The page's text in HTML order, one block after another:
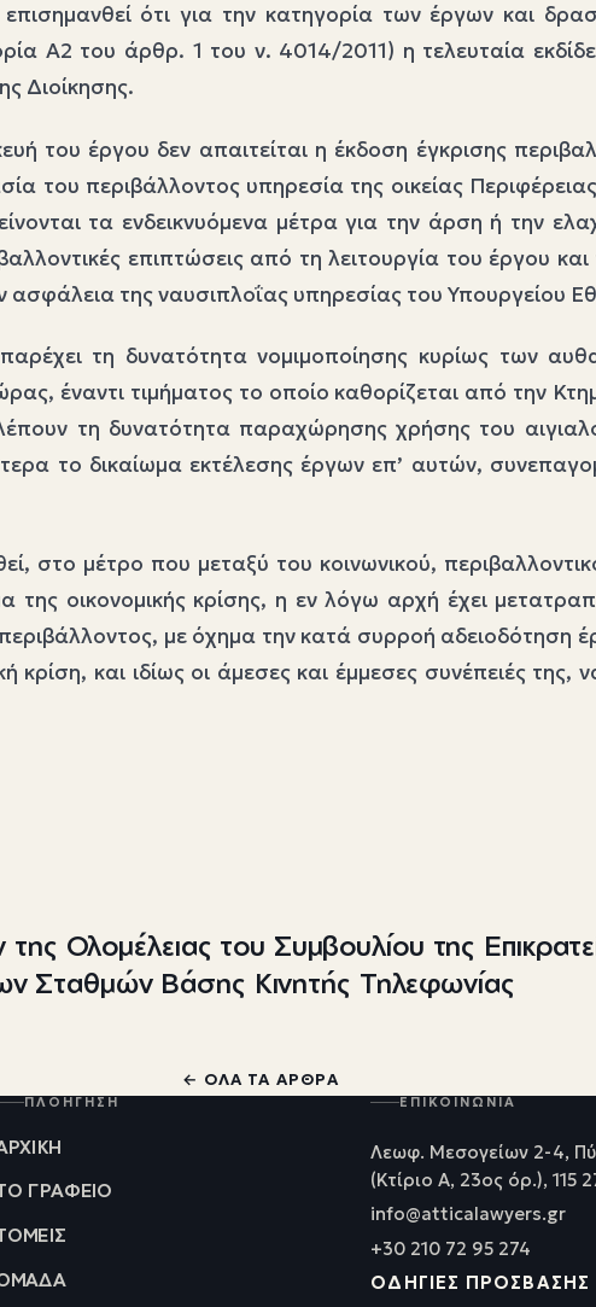
ότι για την κατηγορία των έργων και
Α2 του άρθρ. 1 του ν. 4014/2011) η τελευταία
Διοίκησης.
του έργου δεν απαιτείται η έκδοση έγκρισης
του περιβάλλοντος υπηρεσία της οικείας
τα ενδεικνυόμενα μέτρα για την άρση ή την
επιπτώσεις από τη λειτουργία του έργου
της ναυσιπλοΐας υπηρεσίας του Υπουργείου
τη δυνατότητα νομιμοποίησης κυρίως των
έναντι τιμήματος το οποίο καθορίζεται από την
τη δυνατότητα παραχώρησης χρήσης του
το δικαίωμα εκτέλεσης έργων επ’ αυτών,
στο μέτρο που μεταξύ του κοινωνικού,
της οικονομικής κρίσης, η εν λόγω αρχή έχει
με όχημα την κατά συρροή αδειοδότηση
κρίση, και ιδίως οι άμεσες και έμμεσες συνέπειές
Ολομέλειας του Συμβουλίου της
Σταθμών Βάσης Κινητής Τηλεφωνίας
← ΌΛΑ ΤΑ ΆΡΘΡΑ
ΠΛΟΉΓΗΣΗ
ΓΡΑΦΕΊΟ
ΕΠΙΚΟΙΝΩΝΊΑ
Λεωφ. Μεσογείων 2-4,
(Κτίριο Α, 23ος όρ.), 115
info@atticalawyers.gr
+30 210 72 95 274
ΟΔΗΓΊΕΣ ΠΡΌΣΒΑΣΗΣ